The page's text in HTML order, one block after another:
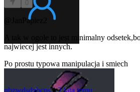
0
@JanPapiez2
A tak w ogole to jest minimalny
najwiecej jest innych.
Po prostu typowa manipulacja i smiech